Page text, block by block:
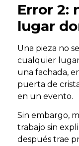
Error 2:
lugar
Una pieza no
cualquier
una fachada,
puerta de
en un evento.
Sin embargo,
trabajo sin
después trae